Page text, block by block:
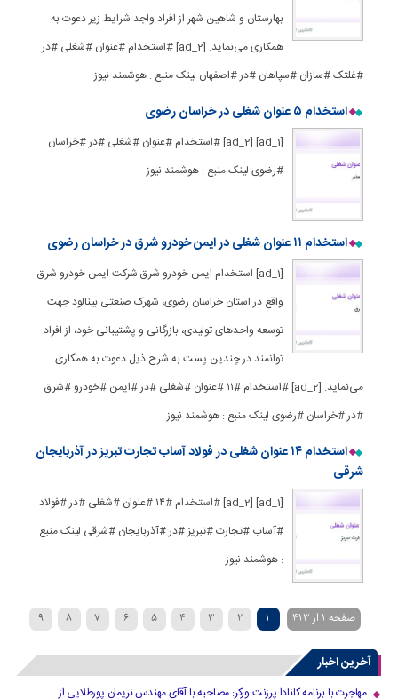
بهارستان و شاهین شهر از افراد واجد شرایط زیر دعوت به
همکاری می‌نماید. [ad_2] #استخدام #عنوان #شغلی #در
#غلتک #سازان #سپاهان #در #اصفهان لینک منبع : هوشمند نیوز
استخدام ۵ عنوان شغلی در خراسان رضوی
[ad_1] [ad_2] #استخدام #عنوان #شغلی #در #خراسان
#رضوی لینک منبع : هوشمند نیوز
استخدام ۱۱ عنوان شغلی در ایمن خودرو شرق در خراسان رضوی
[ad_1] استخدام ایمن خودرو شرق شرکت ایمن خودرو شرق
واقع در استان خراسان رضوی، شهرک صنعتی بینالود جهت
توسعه واحدهای تولیدی، بازرگانی و پشتیبانی خود، از افراد
توانمند در چندین پست به شرح ذیل دعوت به همکاری
می‌نماید. [ad_2] #استخدام #۱۱ #عنوان #شغلی #در #ایمن #خودرو #شرق
#در #خراسان #رضوی لینک منبع : هوشمند نیوز
استخدام ۱۴ عنوان شغلی در فولاد آساب تجارت تبریز در آذربایجان
شرقی
[ad_1] [ad_2] #استخدام #۱۴ #عنوان #شغلی #در #فولاد
#آساب #تجارت #تبریز #در #آذربایجان #شرقی لینک منبع
: هوشمند نیوز
صفحه 1 از 413 1
2
3
4
5
6
7
8
9
10
›
20
30
40
...
» آخرین اخبار
مهاجرت با برنامه کانادا پرزنت ورکر: مصاحبه با آقای مهندس نریمان پورطلایی از